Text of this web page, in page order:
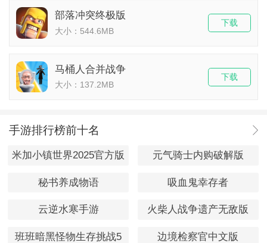
部落冲突终极版
大小：544.6MB
下载
马桶人合并战争
大小：137.2MB
下载
手游排行榜前十名
米加小镇世界2025官方版 元气骑士内购破解版
秘书养成物语 吸血鬼幸存者
云逆水寒手游 火柴人战争遗产无敌版
班班暗黑怪物生存挑战5 边境检察官中文版